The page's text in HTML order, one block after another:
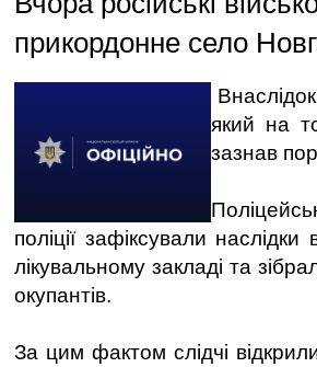
прикордонне село
який на
зазнав
поліції зафіксували
лікувальному закладі та
окупантів.
За цим фактом слідчі